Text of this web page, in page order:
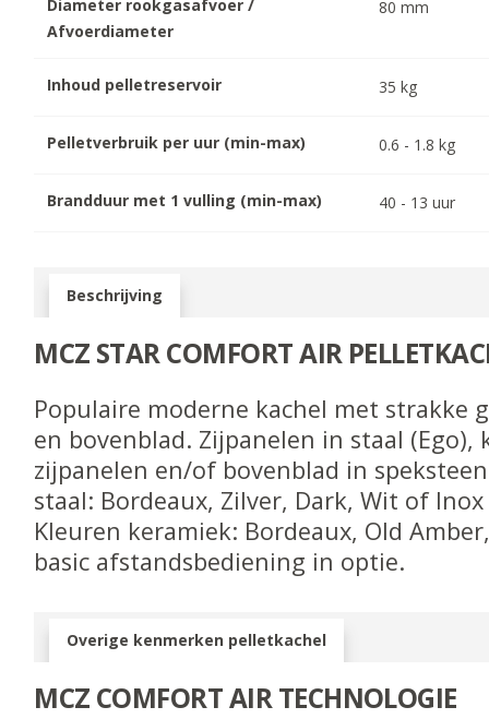
Diameter rookgasafvoer /
Afvoerdiameter
80 mm
Inhoud pelletreservoir 35 kg
Pelletverbruik per uur (min-max) 0.6 - 1.8 kg
Brandduur met 1 vulling (min-max) 40 - 13 uur
Beschrijving
MCZ STAR COMFORT AIR
Populaire moderne kachel met strakke
en bovenblad. Zijpanelen in staal (Ego),
zijpanelen en/of bovenblad in
staal: Bordeaux, Zilver, Dark, Wit of
Kleuren keramiek: Bordeaux, Old
basic afstandsbediening in optie.
Overige kenmerken pelletkachel
MCZ COMFORT AIR TECHNOLOGIE